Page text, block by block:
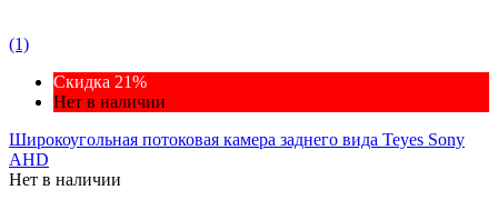
(1)
Скидка 21%
Нет в наличии
Широкоугольная потоковая камера заднего вида Teyes Sony
AHD
Нет в наличии